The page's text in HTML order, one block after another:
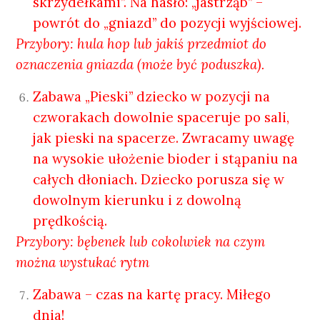
powrót do „gniazd” do pozycji wyjściowej.
Przybory: hula hop lub jakiś przedmiot do
oznaczenia gniazda (może być poduszka).
Zabawa „Pieski’’ dziecko w pozycji na
czworakach dowolnie spaceruje po sali,
jak pieski na spacerze. Zwracamy uwagę
na wysokie ułożenie bioder i stąpaniu na
całych dłoniach. Dziecko porusza się w
dowolnym kierunku i z dowolną
prędkością.
Przybory: bębenek lub cokolwiek na czym
można wystukać rytm
Zabawa – czas na kartę pracy. Miłego
dnia!